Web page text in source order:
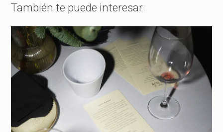
También te puede interesar: